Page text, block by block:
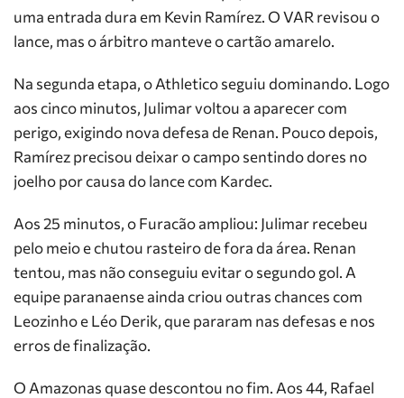
uma entrada dura em Kevin Ramírez. O VAR revisou o
lance, mas o árbitro manteve o cartão amarelo.
Na segunda etapa, o Athletico seguiu dominando. Logo
aos cinco minutos, Julimar voltou a aparecer com
perigo, exigindo nova defesa de Renan. Pouco depois,
Ramírez precisou deixar o campo sentindo dores no
joelho por causa do lance com Kardec.
Aos 25 minutos, o Furacão ampliou: Julimar recebeu
pelo meio e chutou rasteiro de fora da área. Renan
tentou, mas não conseguiu evitar o segundo gol. A
equipe paranaense ainda criou outras chances com
Leozinho e Léo Derik, que pararam nas defesas e nos
erros de finalização.
O Amazonas quase descontou no fim. Aos 44, Rafael